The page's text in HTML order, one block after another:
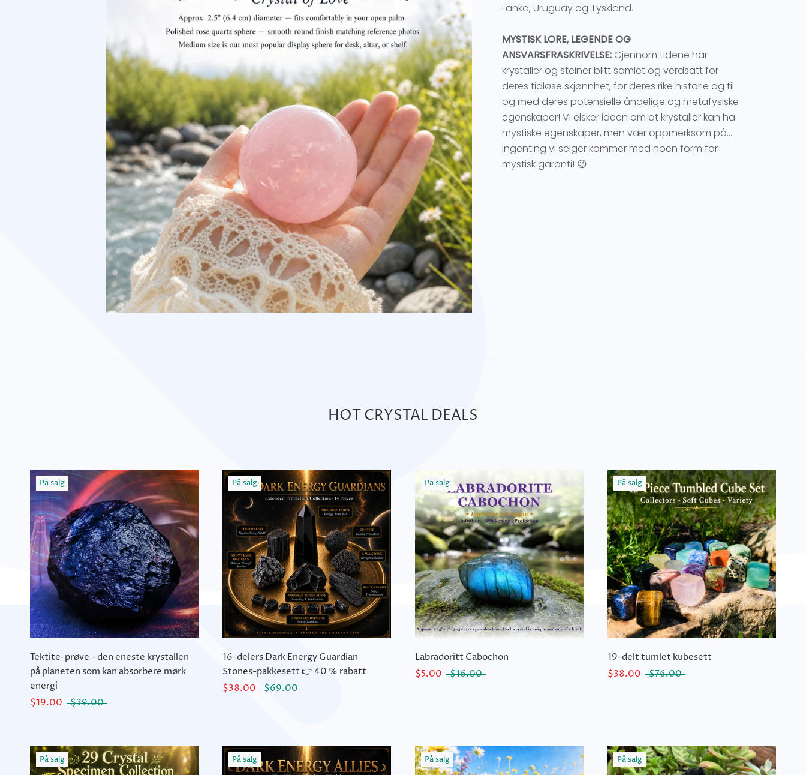
Lanka, Uruguay og Tyskland.
MYSTISK LORE, LEGENDE OG
ANSVARSFRASKRIVELSE: Gjennom tidene har
krystaller og steiner blitt samlet og verdsatt for
deres tidløse skjønnhet, for deres rike historie og til
og med deres potensielle åndelige og metafysiske
egenskaper! Vi elsker ideen om at krystaller kan ha
mystiske egenskaper, men vær oppmerksom på...
ingenting vi selger kommer med noen form for
mystisk garanti! 😉
HOT CRYSTAL DEALS
På salg
Tektite-prøve - den eneste krystallen
på planeten som kan absorbere mørk
energi
$19.00
$39.00
På salg
16-delers Dark Energy Guardian
Stones-pakkesett 👉 40 % rabatt
$38.00
$69.00
På salg
Labradoritt Cabochon
$5.00
$16.00
På salg
19-delt tumlet kubesett
$38.00
$76.00
På salg På salg På salg På salg